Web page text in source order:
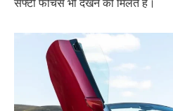
सेफ्टी फीचर्स भी देखने को मिलते हैं।